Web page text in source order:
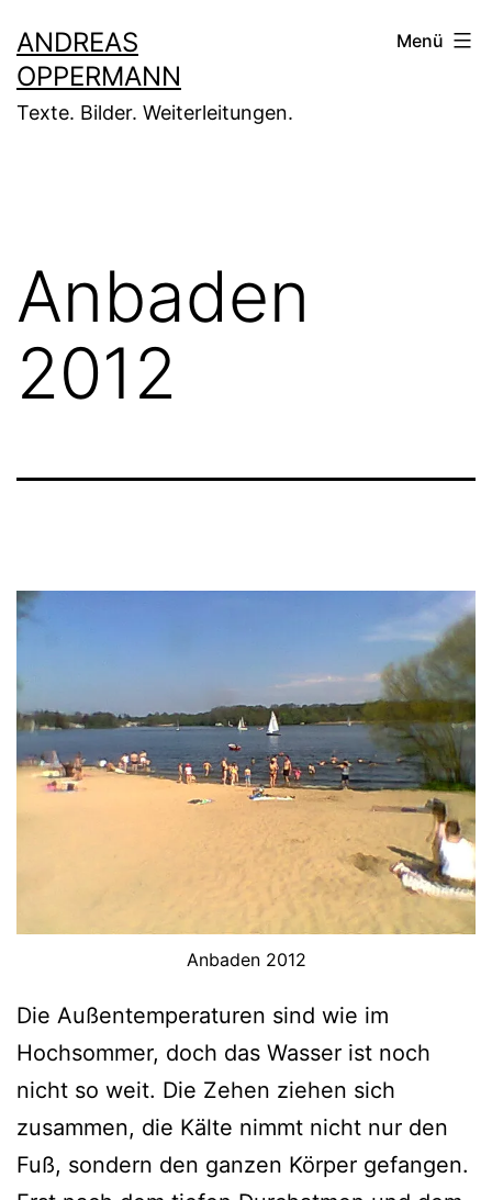
Inhalt
springen
ANDREAS
OPPERMANN
Texte. Bilder. Weiterleitungen.
Menü
Anbaden
2012
Anbaden 2012
Die Außentemperaturen sind wie im
Hochsommer, doch das Wasser ist noch
nicht so weit. Die Zehen ziehen sich
zusammen, die Kälte nimmt nicht nur den
Fuß, sondern den ganzen Körper gefangen.